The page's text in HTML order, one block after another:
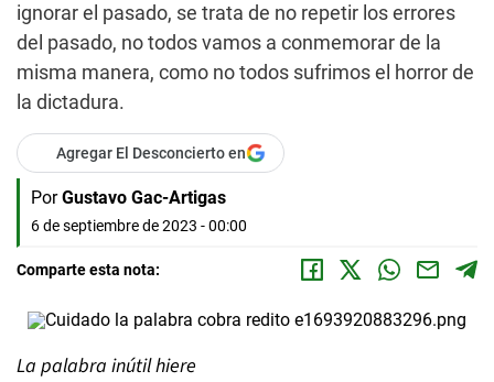
ignorar el pasado, se trata de no repetir los errores
del pasado, no todos vamos a conmemorar de la
misma manera, como no todos sufrimos el horror de
la dictadura.
Agregar El Desconcierto en
Por Gustavo Gac-Artigas
6 de septiembre de 2023 - 00:00
Comparte esta nota:
La palabra inútil hiere